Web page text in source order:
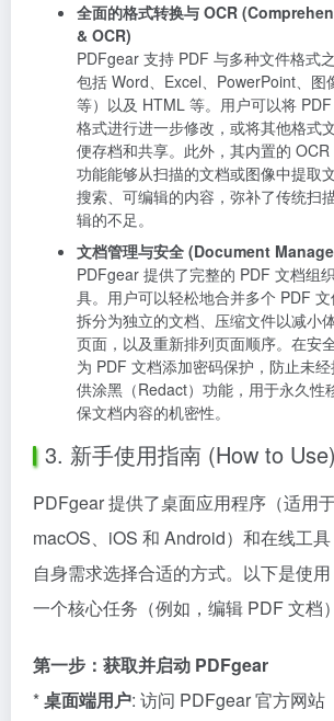
全面的格式转换与 OCR
& OCR)
PDFgear 支持 PDF 与多种文件格式
包括 Word、Excel、PowerPoint、图
等）以及 HTML 等。用户可以将
格式进行进一步修改，或将其他格式
便存档和共享。此外，其内置的 OCR
功能能够从扫描的文档或图像中提取
搜索、可编辑的内容，弥补了传统扫
辑的不足。
文档管理与安全 (Document
PDFgear 提供了完整的 PDF 文档组
具。用户可以轻松地合并多个 PDF
拆分为独立的文档、压缩文件以减小
页面，以及重新排列页面顺序。在安
为 PDF 文档添加密码保护，防止未
供涂黑（Redact）功能，用于永久性
保文档内容的机密性。
3. 新手使用指南 (How to Use)
PDFgear 提供了桌面应用程序（适用于
macOS、iOS 和 Android）和在线工
自身需求选择合适的方式。以下是使
一个核心任务（例如，编辑 PDF 文档
第一步：获取并启动 PDFgear
*桌面端用户: 访问 PDFgear 官方网站